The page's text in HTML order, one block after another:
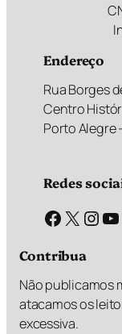
Endereço
Rua Borges
Centro
Porto Alegre
Redes
Facebook X Instagram Youtube
Contribua
Não publicamos
atacamos os
excessiva.